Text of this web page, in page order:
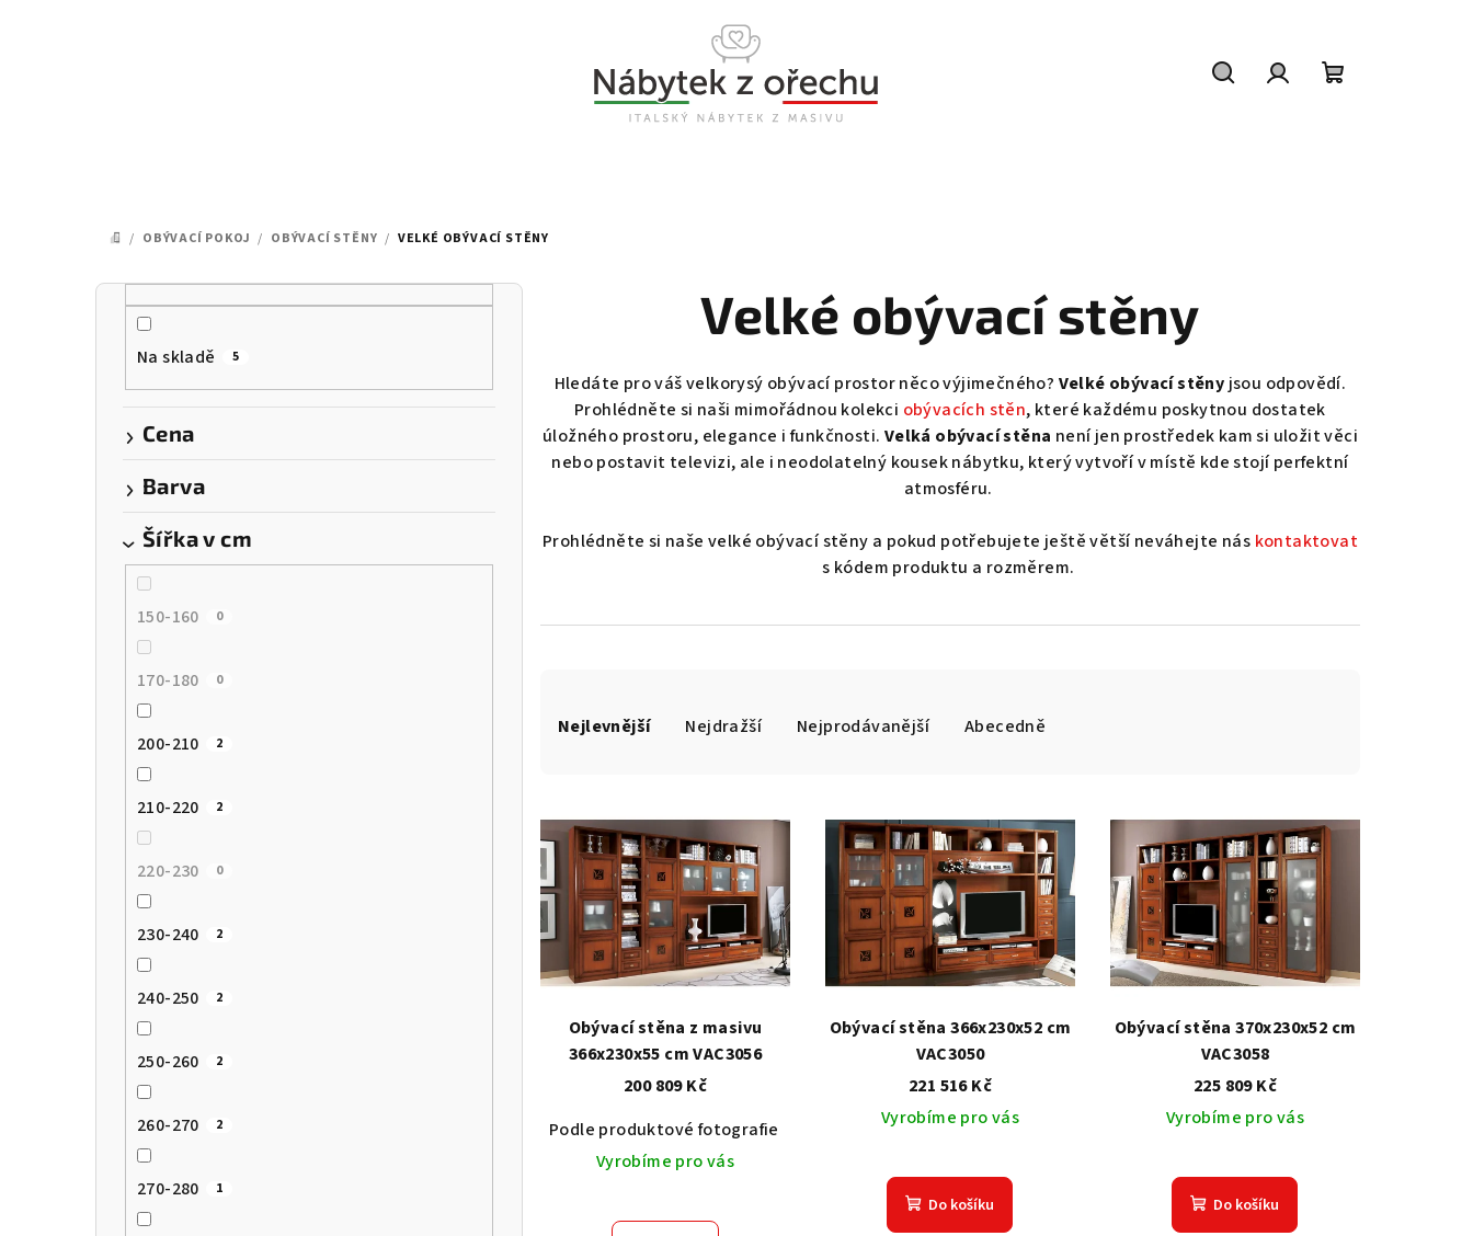
DOMŮ
/ OBÝVACÍ POKOJ / OBÝVACÍ STĚNY / VELKÉ OBÝVACÍ STĚNY
P
Na skladě 5
Cena
Barva
Šířka v cm
150-160 0
170-180 0
200-210 2
210-220 2
220-230 0
230-240 2
240-250 2
250-260 2
260-270 2
270-280 1
Velké obývací stěny
Hledáte pro váš velkorysý obývací prostor něco výjimečného? Velké obývací stěny jsou odpovědí.
Prohlédněte si naši mimořádnou kolekci obývacích stěn, které každému poskytnou dostatek
úložného prostoru, elegance i funkčnosti. Velká obývací stěna není jen prostředek kam si uložit věci
nebo postavit televizi, ale i neodolatelný kousek nábytku, který vytvoří v místě kde stojí perfektní
atmosféru.
Prohlédněte si naše velké obývací stěny a pokud potřebujete ještě větší neváhejte nás kontaktovat
s kódem produktu a rozměrem.
a
e
n
í
p
r
u
Nejlevnější Nejdražší Nejprodávanější Abecedně
V
ý
p
i
s
d
Obývací stěna z masivu
366x230x55 cm VAC3056
200 809 Kč
Podle produktové fotografie
Akát vintage BT1551 Dub světlý 2209 Dub tmavý 2208 Ořech střední BT79T3
Vyrobíme pro vás
Obývací stěna 366x230x52 cm
VAC3050
221 516 Kč
Vyrobíme pro vás
Do košíku
Obývací stěna 370x230x52 cm
VAC3058
225 809 Kč
Vyrobíme pro vás
Do košíku